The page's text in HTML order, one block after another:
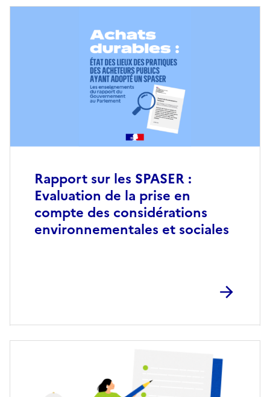
Rapport sur les SPASER :
Evaluation de la prise en
compte des considérations
environnementales et sociales